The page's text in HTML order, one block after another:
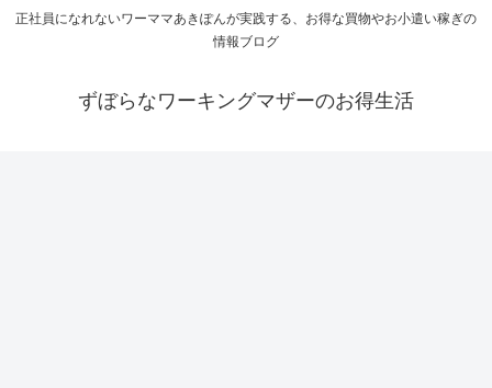
正社員になれないワーママあきぽんが実践する、お得な買物やお小遣い稼ぎの
情報ブログ
ずぼらなワーキングマザーのお得生活